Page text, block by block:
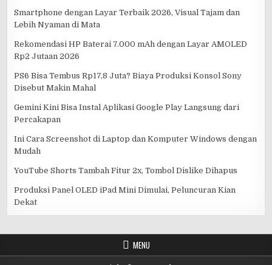
Smartphone dengan Layar Terbaik 2026, Visual Tajam dan
Lebih Nyaman di Mata
Rekomendasi HP Baterai 7.000 mAh dengan Layar AMOLED
Rp2 Jutaan 2026
PS6 Bisa Tembus Rp17,8 Juta? Biaya Produksi Konsol Sony
Disebut Makin Mahal
Gemini Kini Bisa Instal Aplikasi Google Play Langsung dari
Percakapan
Ini Cara Screenshot di Laptop dan Komputer Windows dengan
Mudah
YouTube Shorts Tambah Fitur 2x, Tombol Dislike Dihapus
Produksi Panel OLED iPad Mini Dimulai, Peluncuran Kian
Dekat
MENU